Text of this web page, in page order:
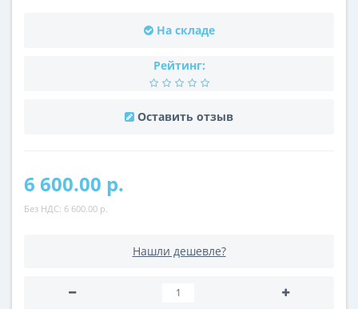
На складе
Рейтинг:
Оставить отзыв
6 600.00 р.
Без НДС: 6 600.00 р.
Нашли дешевле?